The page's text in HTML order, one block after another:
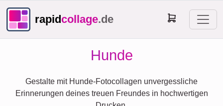
rapidcollage.de
Hunde
Gestalte mit Hunde-Fotocollagen unvergessliche
Erinnerungen deines treuen Freundes in hochwertigen